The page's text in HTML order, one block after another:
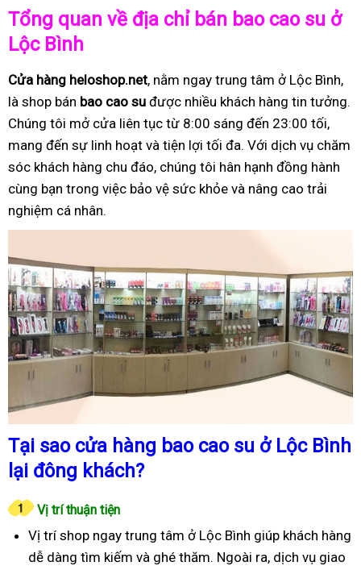
Tổng quan về địa chỉ bán bao cao su ở
Lộc Bình
Cửa hàng heloshop.net, nằm ngay trung tâm ở Lộc Bình,
là shop bán bao cao su được nhiều khách hàng tin tưởng.
Chúng tôi mở cửa liên tục từ 8:00 sáng đến 23:00 tối,
mang đến sự linh hoạt và tiện lợi tối đa. Với dịch vụ chăm
sóc khách hàng chu đáo, chúng tôi hân hạnh đồng hành
cùng bạn trong việc bảo vệ sức khỏe và nâng cao trải
nghiệm cá nhân.
Tại sao cửa hàng bao cao su ở Lộc Bình
lại đông khách?
Vị trí thuận tiện
Vị trí shop ngay trung tâm ở Lộc Bình giúp khách hàng
dễ dàng tìm kiếm và ghé thăm. Ngoài ra, dịch vụ giao